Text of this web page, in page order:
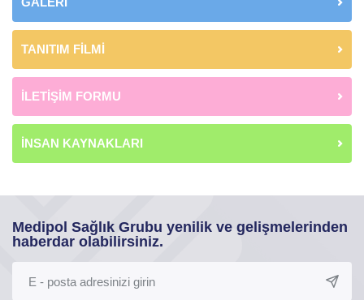
TANITIM FİLMİ
İLETİŞİM FORMU
İNSAN KAYNAKLARI
Medipol Sağlık Grubu yenilik ve gelişmelerinden
haberdar olabilirsiniz.